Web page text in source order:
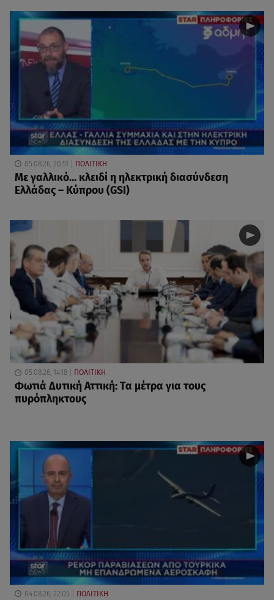
05.08.26, 20:51 ΠΟΛΙΤΙΚΗ
Με γαλλικό... κλειδί η ηλεκτρική διασύνδεση
Ελλάδας – Κύπρου (GSI)
05.08.26, 14:18 ΠΟΛΙΤΙΚΗ
Φωτιά Δυτική Αττική: Τα μέτρα για τους
πυρόπληκτους
04.08.26, 22:05 ΠΟΛΙΤΙΚΗ